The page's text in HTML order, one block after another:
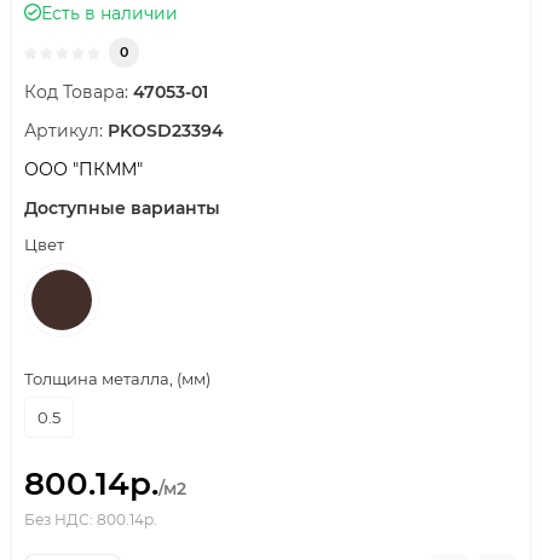
Есть в наличии
0
Код Товара: 47053-01
Артикул: PKOSD23394
ООО "ПКММ"
Доступные варианты
Цвет
Толщина металла, (мм)
0.5
800.14р./м2
Без НДС: 800.14р.